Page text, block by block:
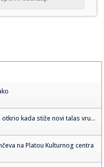
otkrio kada stiže novi talas vru...
na Platou Kulturnog centra